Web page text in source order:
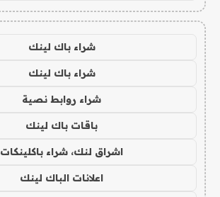
شراء باك لينك
شراء باك لينك
شراء روابط نصية
باقات باك لينك
اشراق لنك، شراء باكلينكات
اعلانات الباك لينك